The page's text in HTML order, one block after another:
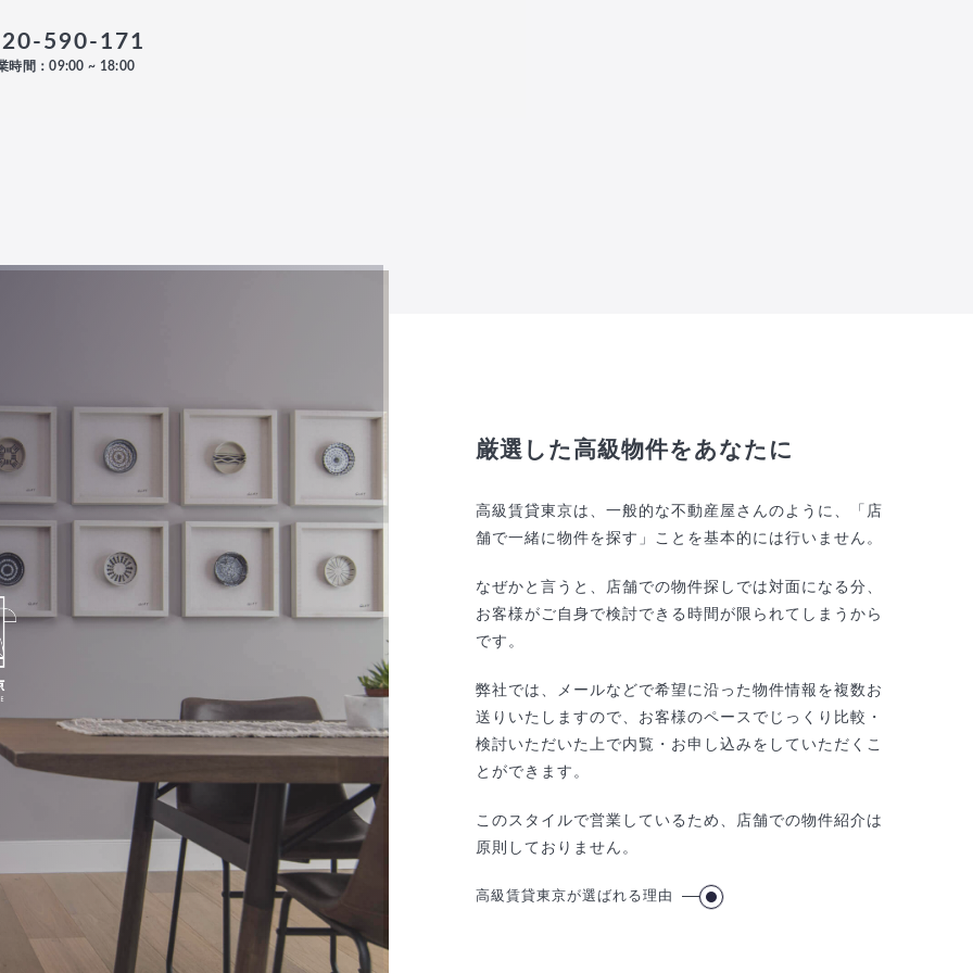
590-171
時間：09:00 ~ 18:00
厳選した高級物件をあなたに
高級賃貸東京は、一般的な不動産屋さんのように、「店
舗で一緒に物件を探す」ことを基本的には行いません。
なぜかと言うと、店舗での物件探しでは対面になる分、
お客様がご自身で検討できる時間が限られてしまうから
です。
弊社では、メールなどで希望に沿った物件情報を複数お
送りいたしますので、お客様のペースでじっくり比較・
検討いただいた上で内覧・お申し込みをしていただくこ
とができます。
このスタイルで営業しているため、店舗での物件紹介は
原則しておりません。
高級賃貸東京が選ばれる理由